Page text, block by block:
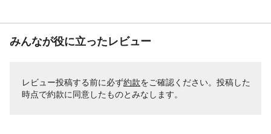
みんなが役に立ったレビュー
レビュー投稿する前に必ず約款をご確認ください。投稿した
時点で約款に同意したものとみなします。